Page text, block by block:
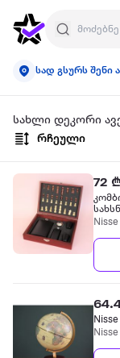
სად გსურს შენი
სახლი დეკორი
რჩეული
72
Nisse
Nisse